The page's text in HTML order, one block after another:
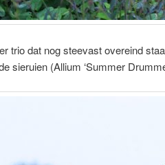
trio dat nog steevast overeind
sieruien (Allium ‘Summer